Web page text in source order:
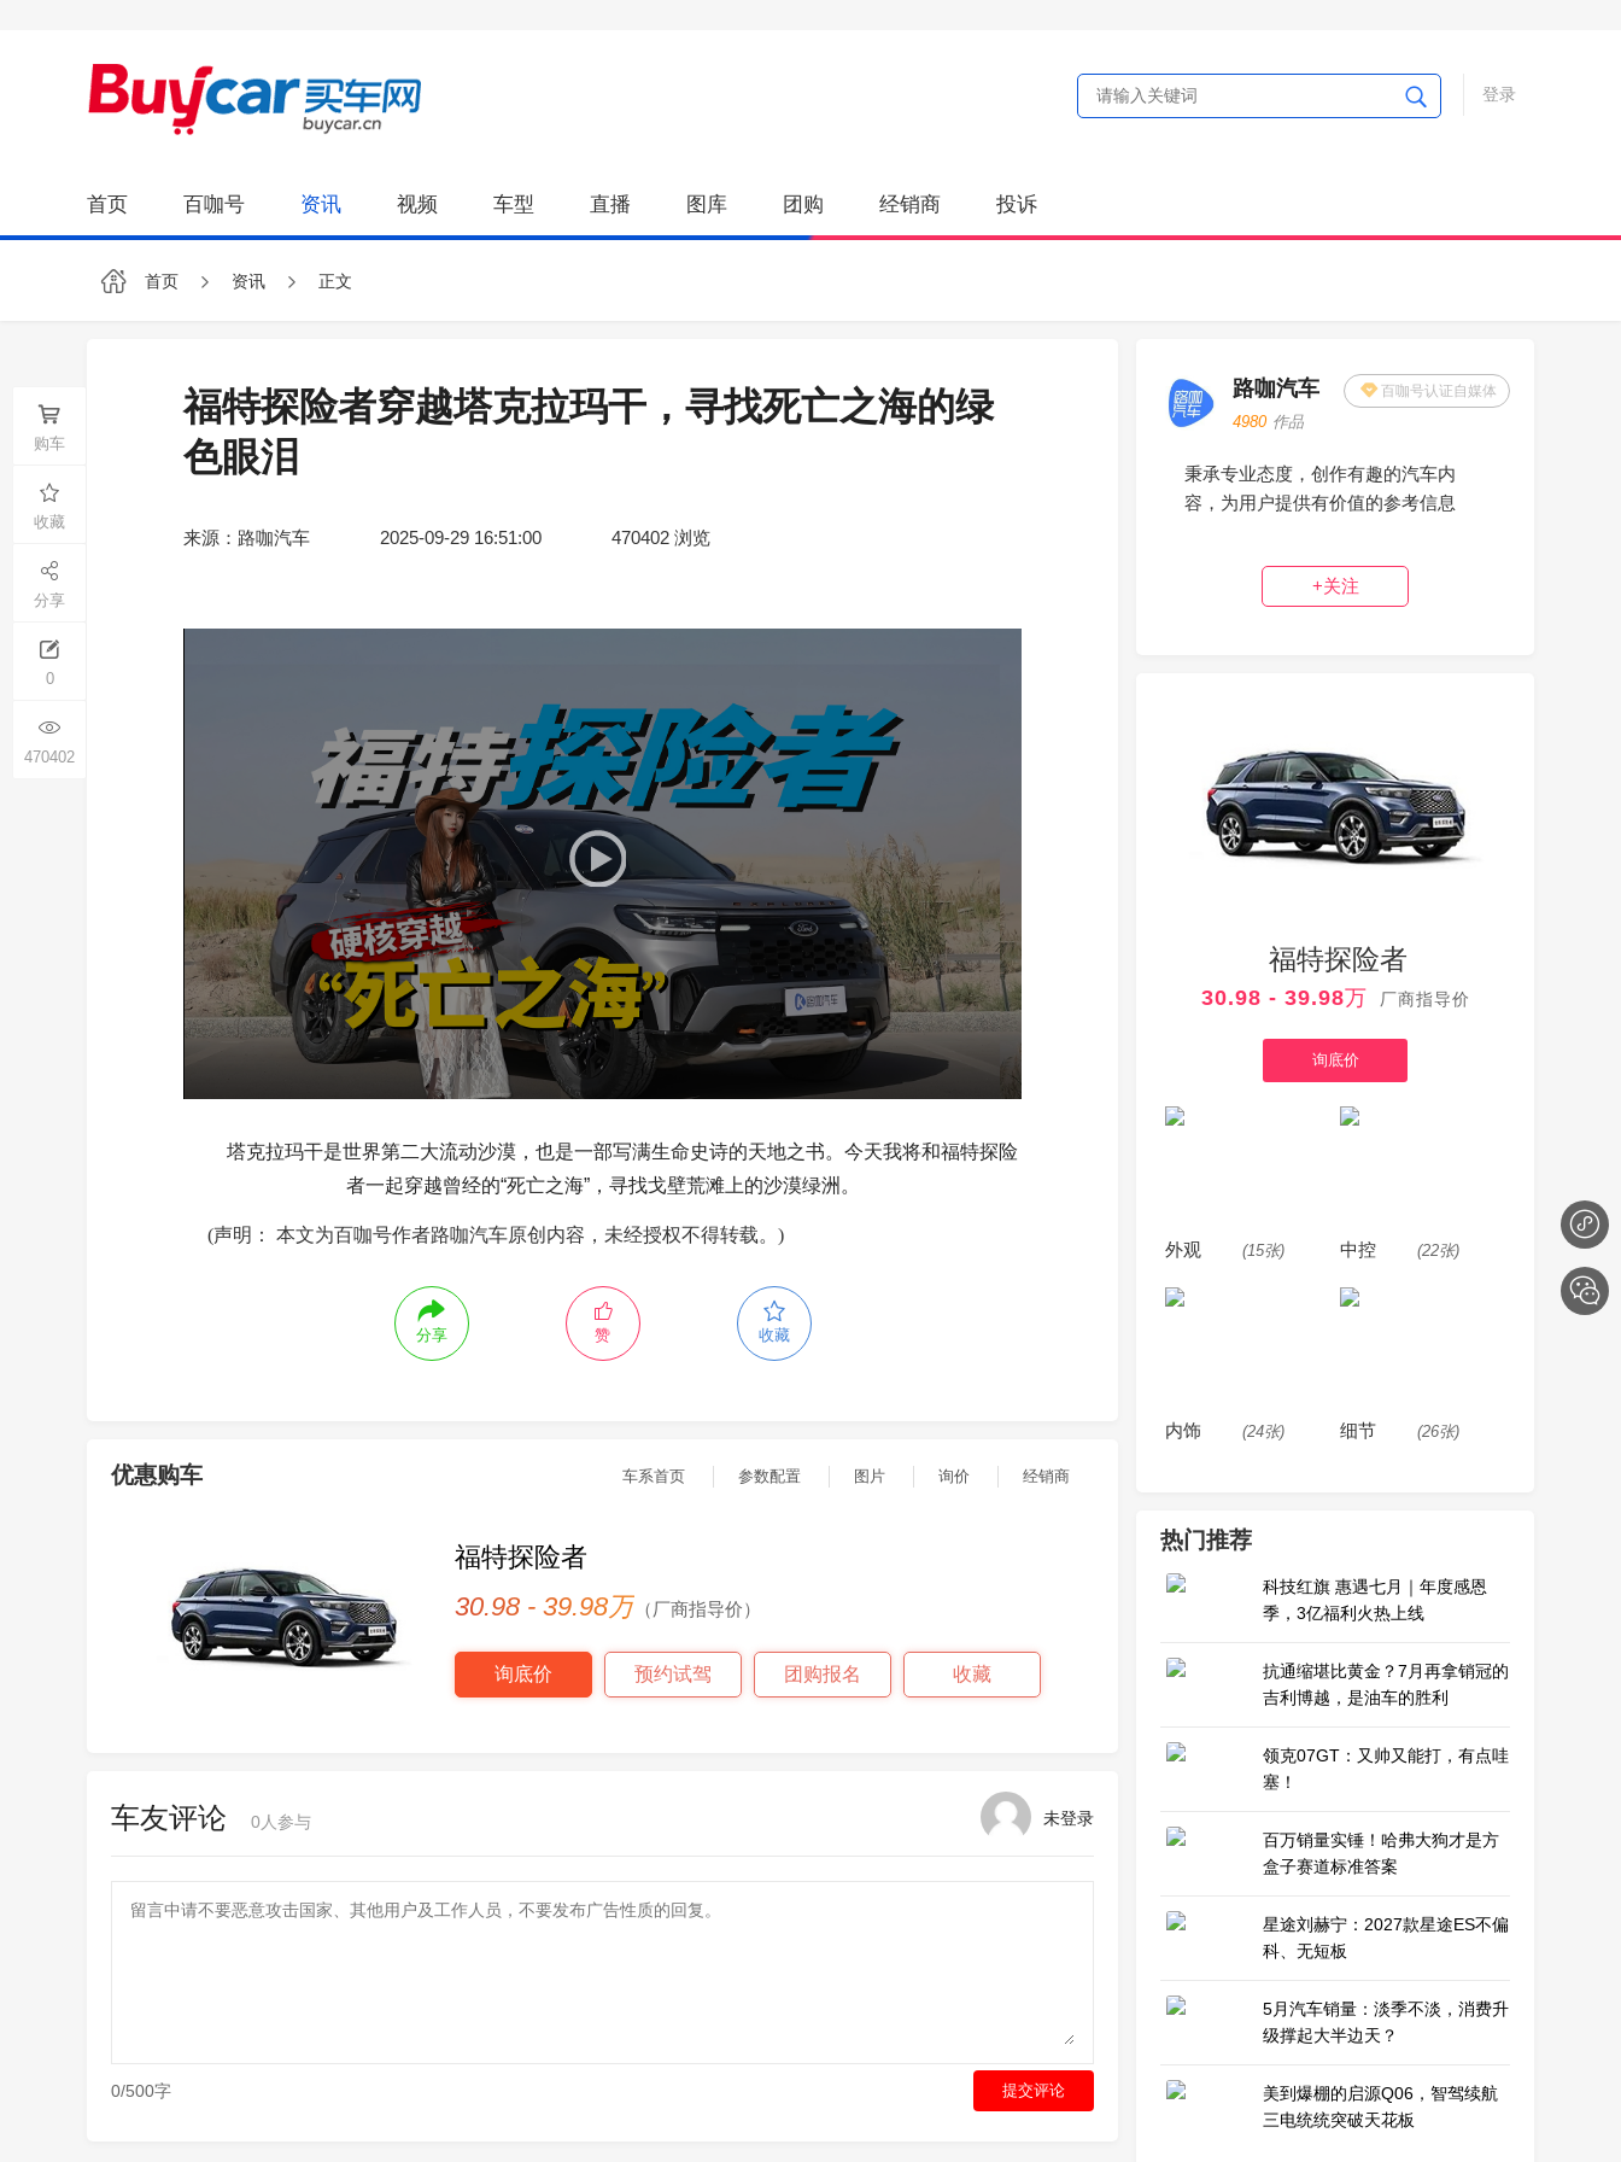
登录
首页 百咖号 资讯 视频 车型 直播 图库 团购 经销商 投诉
首页 资讯 正文
福特探险者穿越塔克拉玛干，寻找死亡之海的绿
色眼泪
来源：路咖汽车 2025-09-29 16:51:00 470402 浏览
购车
收藏
分享
0
470402
塔克拉玛干是世界第二大流动沙漠，也是一部写满生命史诗的天地之书。今天我将和福特探险
者一起穿越曾经的“死亡之海”，寻找戈壁荒滩上的沙漠绿洲。
(声明： 本文为百咖号作者路咖汽车原创内容，未经授权不得转载。)
分享 赞 收藏
优惠购车 车系首页 参数配置 图片 询价 经销商
福特探险者
30.98 - 39.98万 （厂商指导价）
询底价 预约试驾 团购报名 收藏
未登录
车友评论 0 人参与
0/500字 提交评论
路咖汽车 百咖号认证自媒体
4980 作品
秉承专业态度，创作有趣的汽车内
容，为用户提供有价值的参考信息
+关注
福特探险者
30.98 - 39.98万 厂商指导价
询底价
外观 (15张) 中控 (22张)
内饰 (24张) 细节 (26张)
热门推荐
科技红旗 惠遇七月｜年度感恩
季，3亿福利火热上线
抗通缩堪比黄金？7月再拿销冠的
吉利博越，是油车的胜利
领克07GT：又帅又能打，有点哇
塞！
百万销量实锤！哈弗大狗才是方
盒子赛道标准答案
星途刘赫宁：2027款星途ES不偏
科、无短板
5月汽车销量：淡季不淡，消费升
级撑起大半边天？
美到爆棚的启源Q06，智驾续航
三电统统突破天花板